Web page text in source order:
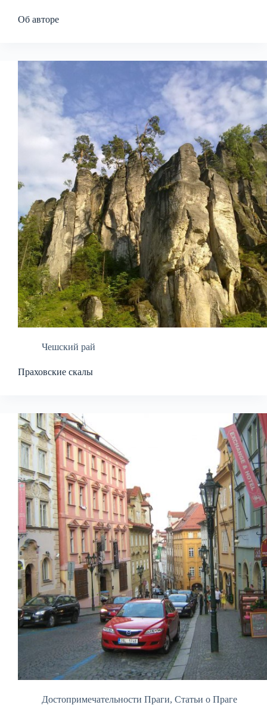
Об авторе
Чешский рай
Праховские скалы
Достопримечательности Праги, Статьи о Праге